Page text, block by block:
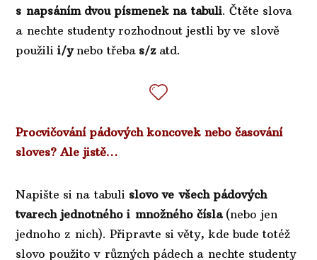
s napsáním dvou písmenek na tabuli. Čtěte slova
a nechte studenty rozhodnout jestli by ve slově
použilii/ynebo třeba s/zatd.
Procvičování pádových koncovek nebo časování
sloves? Ale jistě…
Napište si na tabuli slovo ve všech pádových
tvarech jednotného i množného čísla(nebo jen
jednoho z nich). Připravte si věty, kde bude totéž
slovo použito v různých pádech a nechte studenty